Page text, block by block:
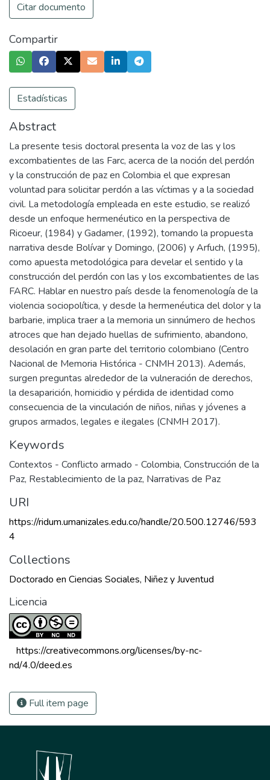
Citar documento
Compartir
Estadísticas
Abstract
La presente tesis doctoral presenta la voz de las y los
excombatientes de las Farc, acerca de la noción del perdón
y la construcción de paz en Colombia el que expresan
voluntad para solicitar perdón a las víctimas y a la sociedad
civil. La metodología empleada en este estudio, se realizó
desde un enfoque hermenéutico en la perspectiva de
Ricoeur, (1984) y Gadamer, (1992), tomando la propuesta
narrativa desde Bolívar y Domingo, (2006) y Arfuch, (1995),
como apuesta metodológica para develar el sentido y la
construcción del perdón con las y los excombatientes de las
FARC. Hablar en nuestro país desde la fenomenología de la
violencia sociopolítica, y desde la hermenéutica del dolor y la
barbarie, implica traer a la memoria un sinnúmero de hechos
atroces que han dejado huellas de sufrimiento, abandono,
desolación en gran parte del territorio colombiano (Centro
Nacional de Memoria Histórica - CNMH 2013). Además,
surgen preguntas alrededor de la vulneración de derechos,
la desaparición, homicidio y pérdida de identidad como
consecuencia de la vinculación de niños, niñas y jóvenes a
grupos armados, legales e ilegales (CNMH 2017).
Keywords
Contextos - Conflicto armado - Colombia, Construcción de la
Paz, Restablecimiento de la paz, Narrativas de Paz
URI
https://ridum.umanizales.edu.co/handle/20.500.12746/593
4
Collections
Doctorado en Ciencias Sociales, Niñez y Juventud
Licencia
https://creativecommons.org/licenses/by-nc-
nd/4.0/deed.es
Full item page